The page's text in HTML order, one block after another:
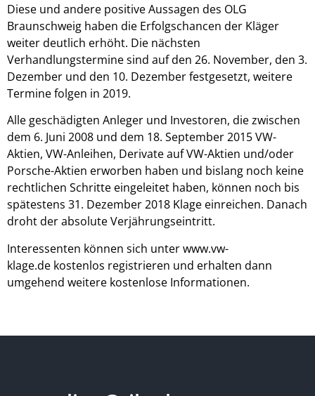
Diese und andere positive Aussagen des OLG
Braunschweig haben die Erfolgschancen der Kläger
weiter deutlich erhöht. Die nächsten
Verhandlungstermine sind auf den 26. November, den 3.
Dezember und den 10. Dezember festgesetzt, weitere
Termine folgen in 2019.
Alle geschädigten Anleger und Investoren, die zwischen
dem 6. Juni 2008 und dem 18. September 2015 VW-
Aktien, VW-Anleihen, Derivate auf VW-Aktien und/oder
Porsche-Aktien erworben haben und bislang noch keine
rechtlichen Schritte eingeleitet haben, können noch bis
spätestens 31. Dezember 2018 Klage einreichen. Danach
droht der absolute Verjährungseintritt.
Interessenten können sich unterwww.vw-
klage.de kostenlos registrieren und erhalten dann
umgehend weitere kostenlose Informationen.